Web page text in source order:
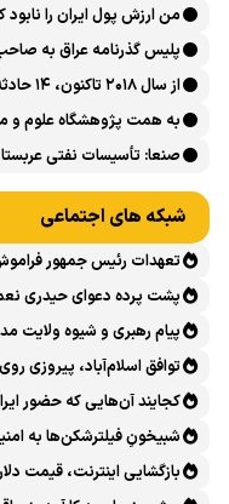
من ارزش پول ایران را نابود
پلیس گذرنامه عراق به
است
به همت پژوهشگاه علوم و
«اربعین حسینی در منظومه
صنعا: تأسیسات نفتی
شبکه های اجتماعی
تعهدات رئیس جمهور
پشت پرده دعوای حیدری
پیام رهبری و شیوه ولایت
توافق اسلام‌آباد، پیروزی
کجایند آن‌هایی که حضور
شبیخونِ فیلترشکن‌ها به
بازگشایی اینترنت، قیمت دلار